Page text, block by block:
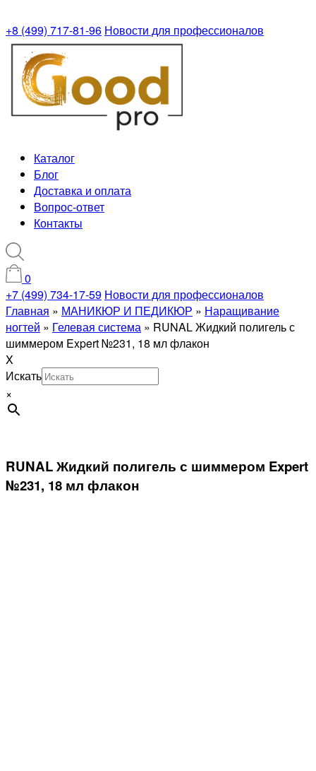
+8 (499) 717-81-96 Новости для профессионалов
Каталог
Блог
Доставка и оплата
Вопрос-ответ
Контакты
0
+7 (499) 734-17-59 Новости для профессионалов
Главная » МАНИКЮР И ПЕДИКЮР » Наращивание
ногтей » Гелевая система » RUNAL Жидкий полигель с
шиммером Expert №231, 18 мл флакон
X
Искать
×
RUNAL Жидкий полигель с шиммером Expert
№231, 18 мл флакон